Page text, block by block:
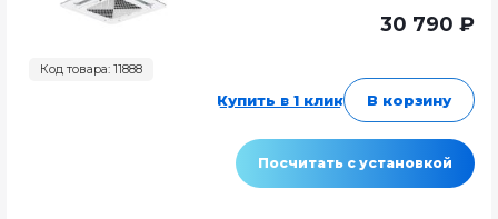
Код товара: 11888
30 790 ₽
Купить в 1 клик В корзину
Посчитать с установкой